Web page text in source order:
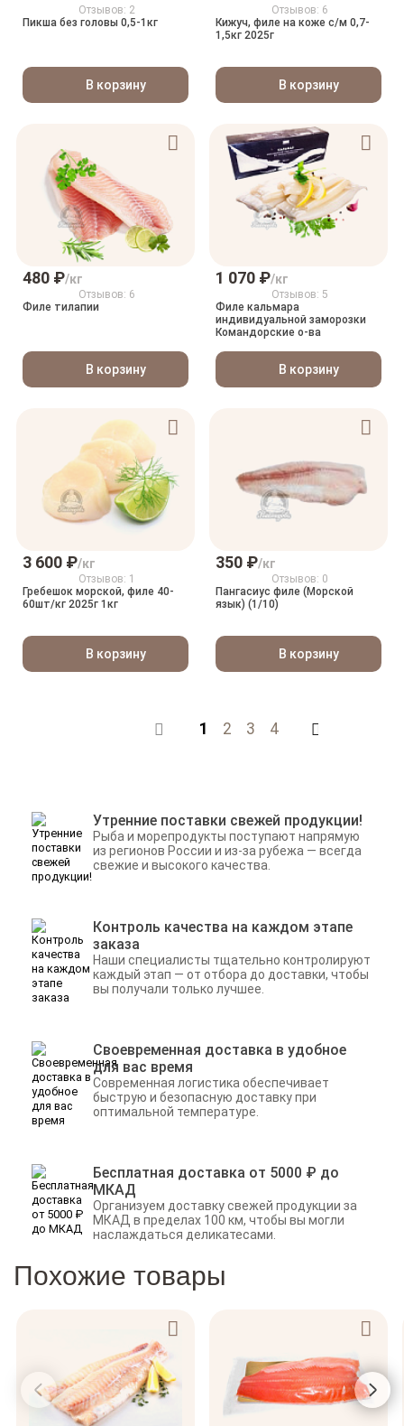
Отзывов: 2
Пикша без головы 0,5-1кг
В корзину
Отзывов: 6
Кижуч, филе на коже с/м 0,7-
1,5кг 2025г
В корзину
480 ₽/кг
Отзывов: 6
Филе тилапии
В корзину
1 070 ₽/кг
Отзывов: 5
Филе кальмара
индивидуальной заморозки
Командорские о-ва
В корзину
3 600 ₽/кг
Отзывов: 1
Гребешок морской, филе 40-
60шт/кг 2025г 1кг
В корзину
350 ₽/кг
Отзывов: 0
Пангасиус филе (Морской
язык) (1/10)
В корзину
Назад
1 2 3 4
Утренние поставки свежей продукции!
Рыба и морепродукты поступают напрямую
из регионов России и из-за рубежа — всегда
свежие и высокого качества.
Контроль качества на каждом этапе
заказа
Наши специалисты тщательно контролируют
каждый этап — от отбора до доставки, чтобы
вы получали только лучшее.
Своевременная доставка в удобное
для вас время
Современная логистика обеспечивает
быструю и безопасную доставку при
оптимальной температуре.
Бесплатная доставка от 5000 ₽ до
МКАД
Организуем доставку свежей продукции за
МКАД в пределах 100 км, чтобы вы могли
наслаждаться деликатесами.
Похожие товары